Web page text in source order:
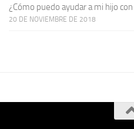
¿Cómo puedo ayudar a mi hijo
20 DE NOVIEMBRE DE 2018